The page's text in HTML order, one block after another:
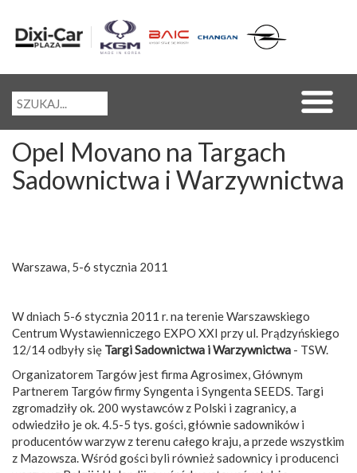
Opel Movano na Targach
Sadownictwa i Warzywnictwa
Warszawa, 5-6 stycznia 2011
W dniach 5-6 stycznia 2011 r. na terenie Warszawskiego
Centrum Wystawienniczego EXPO XXI przy ul. Prądzyńskiego
12/14 odbyły się Targi Sadownictwa i Warzywnictwa - TSW.
Organizatorem Targów jestfirma Agrosimex, Głównym
Partnerem Targów firmy Syngenta i Syngenta SEEDS. Targi
zgromadziły ok. 200 wystawców z Polski i zagranicy, a
odwiedziło je ok. 4.5-5 tys. gości, głównie sadowników i
producentów warzyw z terenu całego kraju, a przede wszystkim
z Mazowsza. Wśród gości byli również sadownicy i producenci